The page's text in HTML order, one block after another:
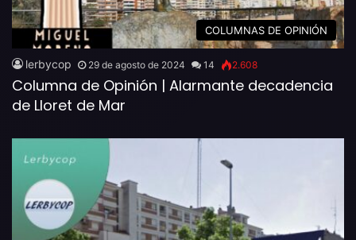
COLUMNAS DE OPINIÓN
lerbycop 29 de agosto de 2024 14 2.608
Columna de Opinión | Alarmante decadencia
de Lloret de Mar